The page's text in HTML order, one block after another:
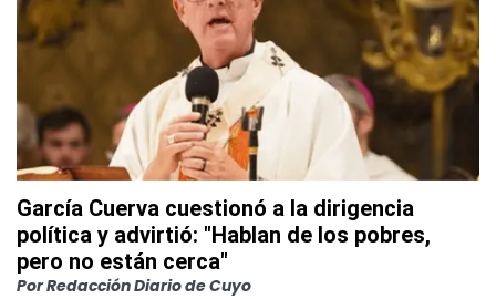
García Cuerva cuestionó a la dirigencia
política y advirtió: "Hablan de los pobres,
pero no están cerca"
PorRedacción Diario de Cuyo